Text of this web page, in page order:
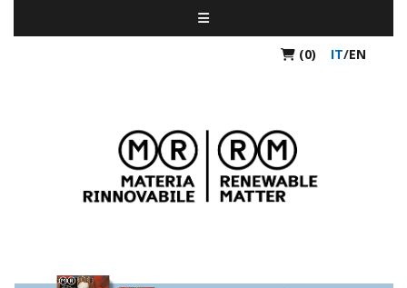
(0) IT/EN